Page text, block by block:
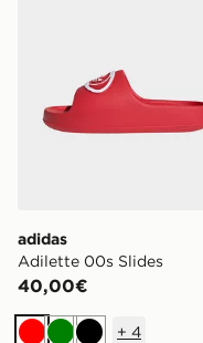
adidas
Adilette 00s Slides
40,00€
+ 4